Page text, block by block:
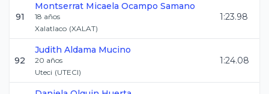
91
Montserrat Micaela Ocampo Samano
18 años
Xalatlaco (XALAT)
1:23.98
92
Judith Aldama Mucino
20 años
Uteci (UTECI)
1:24.08